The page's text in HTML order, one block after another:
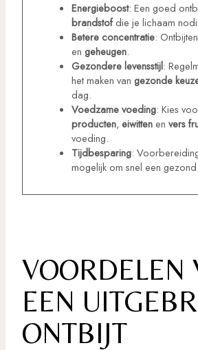
Energieboost: Een goed
brandstofdie je lichaam
Betere concentratie:
en geheugen.
Gezondere levensstijl:
het maken van gezonde
dag.
Voedzame voeding: Kies
producten, eiwittenen vers
voeding.
Tijdbesparing:
mogelijk om snel een
VOORDELEN
EEN
ONTBIJT